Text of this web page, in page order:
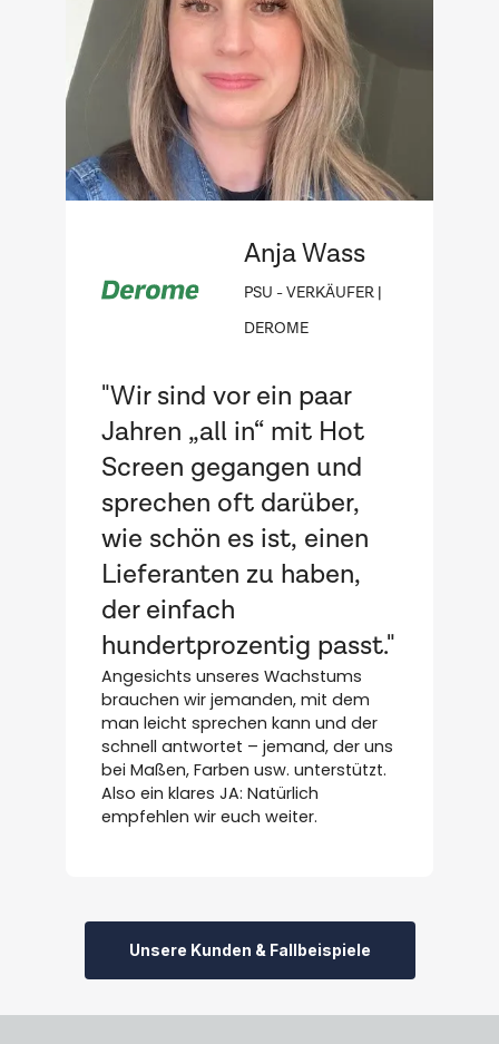
Anja Wass
PSU - VERKÄUFER |
DEROME
"Wir sind vor ein paar
Jahren „all in“ mit Hot
Screen gegangen und
sprechen oft darüber,
wie schön es ist, einen
Lieferanten zu haben,
der einfach
hundertprozentig passt."
Angesichts unseres Wachstums
brauchen wir jemanden, mit dem
man leicht sprechen kann und der
schnell antwortet – jemand, der uns
bei Maßen, Farben usw. unterstützt.
Also ein klares JA: Natürlich
empfehlen wir euch weiter.
Unsere Kunden & Fallbeispiele